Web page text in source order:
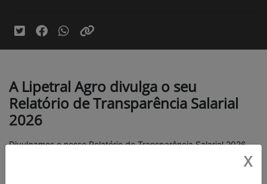
A Lipetral Agro divulga o seu
Relatório de Transparência Salarial
2026
Divulgamos o nosso Relatório de Transparência Salarial 2026.
X